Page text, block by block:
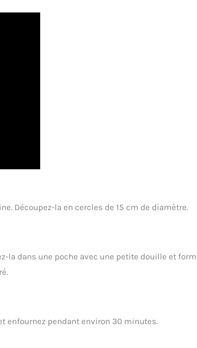
Découpez-la en cercles de 15 cm de diamètre.
la dans une poche avec une petite douille et
enfournez pendant environ 30 minutes.